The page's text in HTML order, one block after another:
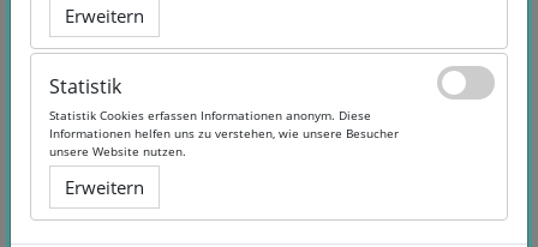
Making & Coding
Erweitern
Statistik
Statistik Cookies erfassen Informationen anonym. Diese
Informationen helfen uns zu verstehen, wie unsere Besucher
unsere Website nutzen.
Erweitern
Erweitern
Statistik
Statistik Cookies erfassen Informationen anonym. Diese
Informationen helfen uns zu verstehen, wie unsere Besucher
unsere Website nutzen.
Erweitern